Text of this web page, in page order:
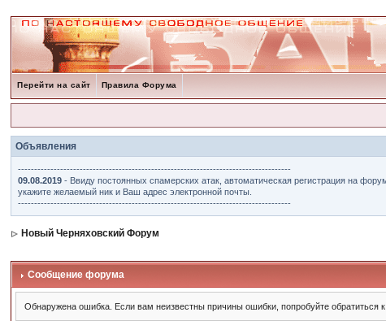
Перейти на сайт Правила Форума
Объявления
------------------------------------------------------------------------------------
09.08.2019 - Ввиду постоянных спамерских атак, автоматическая регистрация на
укажите желаемый ник и Ваш адрес электронной почты.
------------------------------------------------------------------------------------
Новый Черняховский Форум
Сообщение форума
Обнаружена ошибка. Если вам неизвестны причины ошибки, попробуйте обратиться